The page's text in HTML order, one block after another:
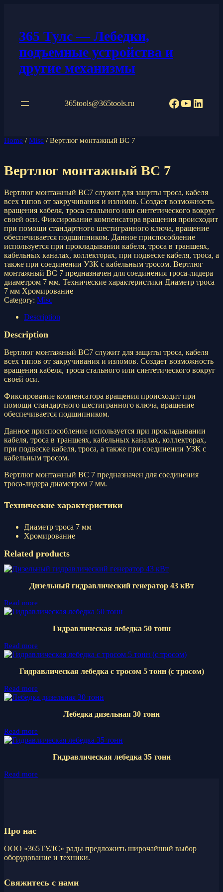
365 Тулс — Лебедки,
подъемные устройства и
другие механизмы
365tools@365tools.ru Facebook
YouTube
Home / Misc / Вертлюг монтажный ВС 7
Вертлюг монтажный ВС 7
Вертлюг монтажный ВС7 служит для защиты троса, кабеля
всех типов от закручивания и изломов. Создает возможность
вращения кабеля, троса стального или синтетического вокруг
своей оси. Фиксирование компенсатора вращения происходит
при помощи стандартного шестигранного ключа, вращение
обеспечивается подшипником. Данное приспособление
используется при прокладывании кабеля, троса в траншеях,
кабельных каналах, коллекторах, при подвеске кабеля, троса, а
также при соединении УЗК с кабельным тросом. Вертлюг
монтажный ВС 7 предназначен для соединения троса-лидера
диаметром 7 мм. Технические характеристики Диаметр троса
7 мм Хромирование
Category: Misc
Description
Description
Вертлюг монтажный ВС7 служит для защиты троса, кабеля
всех типов от закручивания и изломов. Создает возможность
вращения кабеля, троса стального или синтетического вокруг
своей оси.
Фиксирование компенсатора вращения происходит при
помощи стандартного шестигранного ключа, вращение
обеспечивается подшипником.
Данное приспособление используется при прокладывании
кабеля, троса в траншеях, кабельных каналах, коллекторах,
при подвеске кабеля, троса, а также при соединении УЗК с
кабельным тросом.
Вертлюг монтажный ВС 7 предназначен для соединения
троса-лидера диаметром 7 мм.
Технические характеристики
Диаметр троса 7 мм
Хромирование
Related products
Дизельный гидравлический генератор 43 кВт
Read more
Гидравлическая лебедка 50 тонн
Read more
Гидравлическая лебедка с тросом 5 тонн (с тросом)
Read more
Лебедка дизельная 30 тонн
Read more
Гидравлическая лебедка 35 тонн
Read more
Про нас
ООО «365ТУЛС» рады предложить широчайший выбор
оборудование и техники.
Свяжитесь с нами